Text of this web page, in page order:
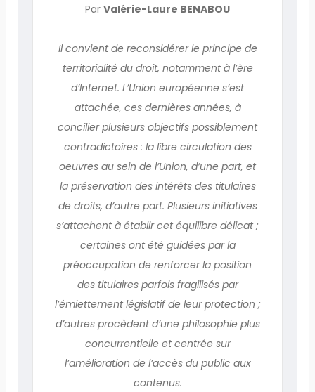
Par Valérie-Laure BENABOU
Il convient de reconsidérer le principe de
territorialité du droit, notamment à l’ère
d’Internet. L’Union européenne s’est
attachée, ces dernières années, à
concilier plusieurs objectifs possiblement
contradictoires : la libre circulation des
oeuvres au sein de l’Union, d’une part, et
la préservation des intérêts des titulaires
de droits, d’autre part. Plusieurs initiatives
s’attachent à établir cet équilibre délicat ;
certaines ont été guidées par la
préoccupation de renforcer la position
des titulaires parfois fragilisés par
l’émiettement législatif de leur protection ;
d’autres procèdent d’une philosophie plus
concurrentielle et centrée sur
l’amélioration de l’accès du public aux
contenus.